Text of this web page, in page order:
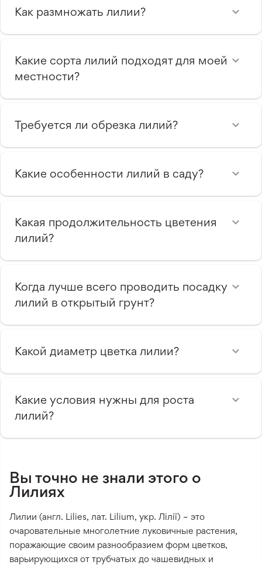
Как размножать лилии?
Какие сорта лилий подходят для моей
местности?
Требуется ли обрезка лилий?
Какие особенности лилий в саду?
Какая продолжительность цветения
лилий?
Когда лучше всего проводить посадку
лилий в открытый грунт?
Какой диаметр цветка лилии?
Какие условия нужны для роста
лилий?
Вы точно не знали этого о
Лилиях
Лилии (англ. Lilies, лат. Lilium, укр. Лілії) – это
очаровательные многолетние луковичные растения,
поражающие своим разнообразием форм цветков,
варьирующихся от трубчатых до чашевидных и